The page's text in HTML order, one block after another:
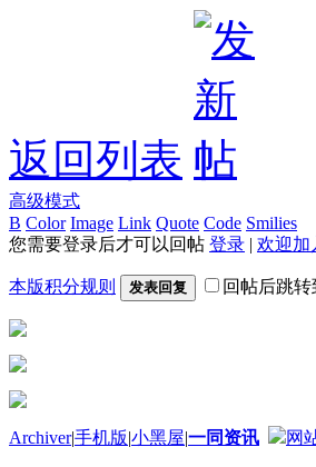
返回列表
高级模式
B Color Image Link Quote Code Smilies
您需要登录后才可以回帖 登录 | 欢迎加
本版积分规则 发表回复 回帖后跳
Archiver|手机版|小黑屋|一同资讯 网